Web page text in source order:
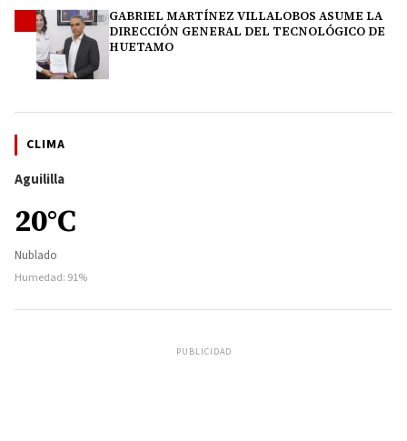
GABRIEL MARTÍNEZ VILLALOBOS ASUME LA
DIRECCIÓN GENERAL DEL TECNOLÓGICO DE
HUETAMO
CLIMA
Aguililla
20°C
Nublado
Humedad: 91%
PUBLICIDAD